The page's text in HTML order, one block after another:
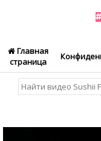
Главная
страница